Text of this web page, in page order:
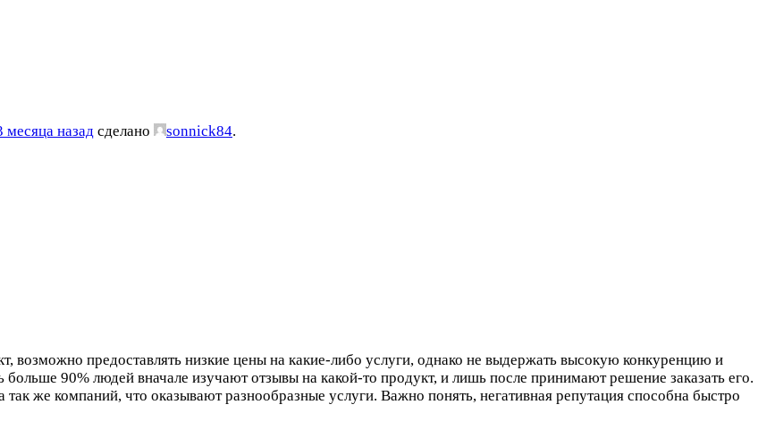
месяца назад сделано sonnick84.
возможно предоставлять низкие цены на какие-либо услуги, однако не выдержать высокую конкуренцию и
90% людей вначале изучают отзывы на какой-то продукт, и лишь после принимают решение заказать его.
же компаний, что оказывают разнообразные услуги. Важно понять, негативная репутация способна быстро